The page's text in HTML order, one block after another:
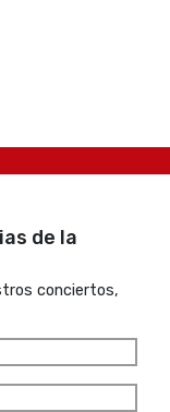
de la
conciertos,